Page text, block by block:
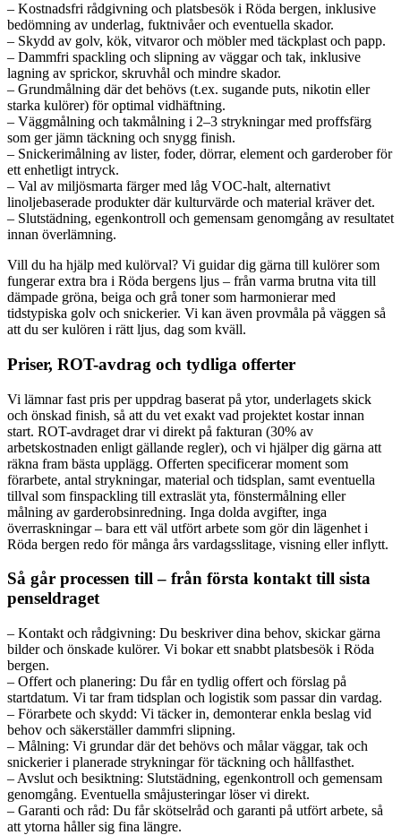
– Kostnadsfri rådgivning och platsbesök i Röda bergen, inklusive
bedömning av underlag, fuktnivåer och eventuella skador.
– Skydd av golv, kök, vitvaror och möbler med täckplast och papp.
– Dammfri spackling och slipning av väggar och tak, inklusive
lagning av sprickor, skruvhål och mindre skador.
– Grundmålning där det behövs (t.ex. sugande puts, nikotin eller
starka kulörer) för optimal vidhäftning.
– Väggmålning och takmålning i 2–3 strykningar med proffsfärg
som ger jämn täckning och snygg finish.
– Snickerimålning av lister, foder, dörrar, element och garderober för
ett enhetligt intryck.
– Val av miljösmarta färger med låg VOC-halt, alternativt
linoljebaserade produkter där kulturvärde och material kräver det.
– Slutstädning, egenkontroll och gemensam genomgång av resultatet
innan överlämning.
Vill du ha hjälp med kulörval? Vi guidar dig gärna till kulörer som
fungerar extra bra i Röda bergens ljus – från varma brutna vita till
dämpade gröna, beiga och grå toner som harmonierar med
tidstypiska golv och snickerier. Vi kan även provmåla på väggen så
att du ser kulören i rätt ljus, dag som kväll.
Priser, ROT-avdrag och tydliga offerter
Vi lämnar fast pris per uppdrag baserat på ytor, underlagets skick
och önskad finish, så att du vet exakt vad projektet kostar innan
start. ROT-avdraget drar vi direkt på fakturan (30% av
arbetskostnaden enligt gällande regler), och vi hjälper dig gärna att
räkna fram bästa upplägg. Offerten specificerar moment som
förarbete, antal strykningar, material och tidsplan, samt eventuella
tillval som finspackling till extraslät yta, fönstermålning eller
målning av garderobsinredning. Inga dolda avgifter, inga
överraskningar – bara ett väl utfört arbete som gör din lägenhet i
Röda bergen redo för många års vardagsslitage, visning eller inflytt.
Så går processen till – från första kontakt till sista
penseldraget
– Kontakt och rådgivning: Du beskriver dina behov, skickar gärna
bilder och önskade kulörer. Vi bokar ett snabbt platsbesök i Röda
bergen.
– Offert och planering: Du får en tydlig offert och förslag på
startdatum. Vi tar fram tidsplan och logistik som passar din vardag.
– Förarbete och skydd: Vi täcker in, demonterar enkla beslag vid
behov och säkerställer dammfri slipning.
– Målning: Vi grundar där det behövs och målar väggar, tak och
snickerier i planerade strykningar för täckning och hållfasthet.
– Avslut och besiktning: Slutstädning, egenkontroll och gemensam
genomgång. Eventuella småjusteringar löser vi direkt.
– Garanti och råd: Du får skötselråd och garanti på utfört arbete, så
att ytorna håller sig fina längre.